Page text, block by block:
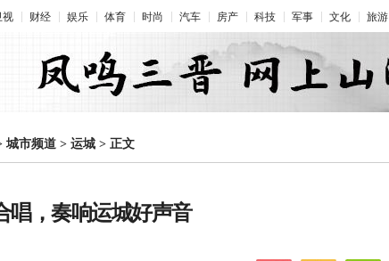
视 财经 娱乐 体育 时尚 汽车 房产 科技 军事 文化 旅游
城市频道 > 运城 > 正文
唱，奏响运城好声音